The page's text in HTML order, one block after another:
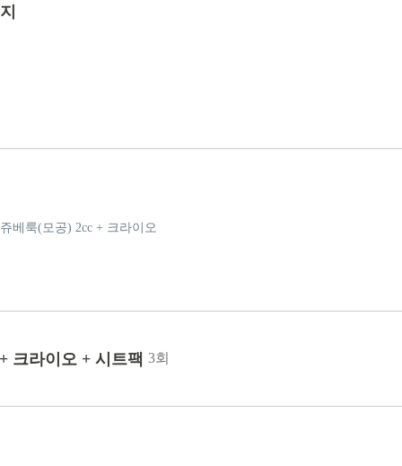
베룩(모공) 2cc + 크라이오
크라이오 + 시트팩 3회